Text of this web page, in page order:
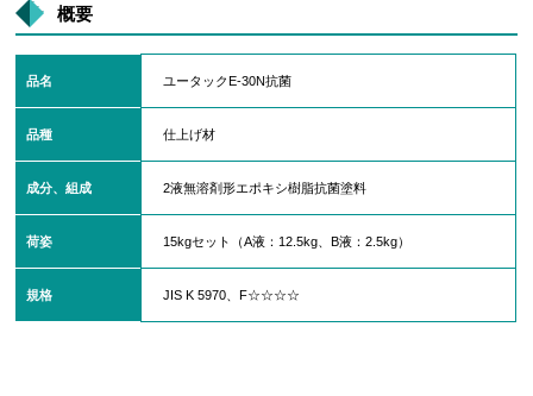
概要
品名 ユータックE-30N抗菌
品種 仕上げ材
成分、組成 2液無溶剤形エポキシ樹脂抗菌塗料
荷姿 15kgセット（A液：12.5kg、B液：2.5kg）
規格 JIS K 5970、F☆☆☆☆